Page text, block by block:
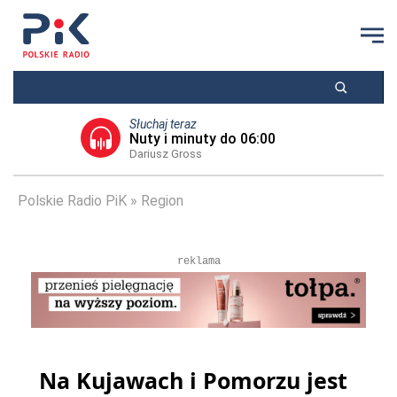
Słuchaj teraz
Nuty i minuty do 06:00
Dariusz Gross
Polskie Radio PiK Region
reklama
Na Kujawach i Pomorzu jest